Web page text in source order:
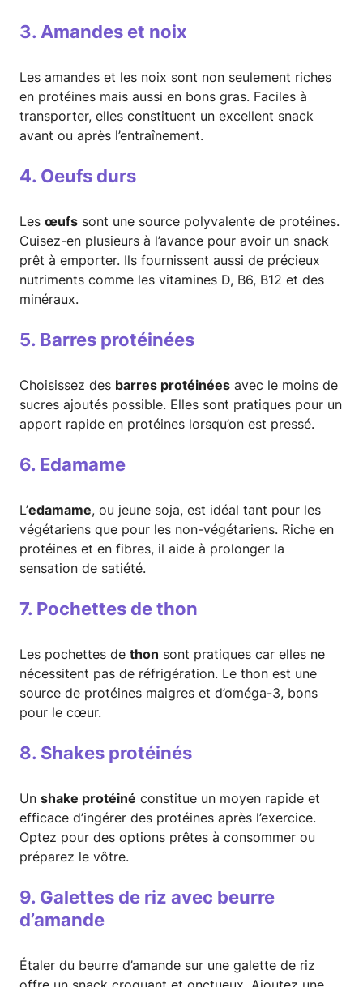
3. Amandes et noix
Les amandes et les noix sont non seulement riches
en protéines mais aussi en bons gras. Faciles à
transporter, elles constituent un excellent snack
avant ou après l’entraînement.
4. Oeufs durs
Les œufs sont une source polyvalente de protéines.
Cuisez-en plusieurs à l’avance pour avoir un snack
prêt à emporter. Ils fournissent aussi de précieux
nutriments comme les vitamines D, B6, B12 et des
minéraux.
5. Barres protéinées
Choisissez des barres protéinées avec le moins de
sucres ajoutés possible. Elles sont pratiques pour un
apport rapide en protéines lorsqu’on est pressé.
6. Edamame
L’edamame, ou jeune soja, est idéal tant pour les
végétariens que pour les non-végétariens. Riche en
protéines et en fibres, il aide à prolonger la
sensation de satiété.
7. Pochettes de thon
Les pochettes de thon sont pratiques car elles ne
nécessitent pas de réfrigération. Le thon est une
source de protéines maigres et d’oméga-3, bons
pour le cœur.
8. Shakes protéinés
Un shake protéiné constitue un moyen rapide et
efficace d’ingérer des protéines après l’exercice.
Optez pour des options prêtes à consommer ou
préparez le vôtre.
9. Galettes de riz avec beurre
d’amande
Étaler du beurre d’amande sur une galette de riz